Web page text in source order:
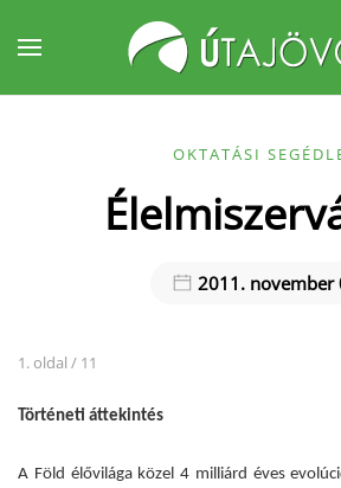
Fő tartalom átugrása
OKTATÁSI
2011. november
1. oldal / 11
Történeti áttekintés
A Föld élővilága közel 4 milliárd éves